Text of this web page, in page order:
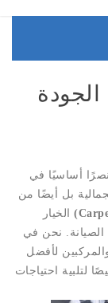
أساسيًا في
بل أيضًا من
الخيار
الصيانة. نحن في
لأفضل
لتلبية احتياجات